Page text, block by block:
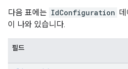
다음 표에는 IdConfiguration
이 나와 있습니다.
필드